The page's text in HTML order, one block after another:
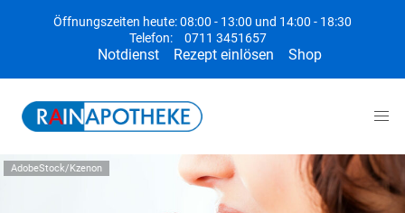
Öffnungszeiten heute: 08:00 - 13:00 und 14:00 - 18:30
Telefon:
0711 3451657
Notdienst Rezept einlösen Shop
AdobeStock/Kzenon